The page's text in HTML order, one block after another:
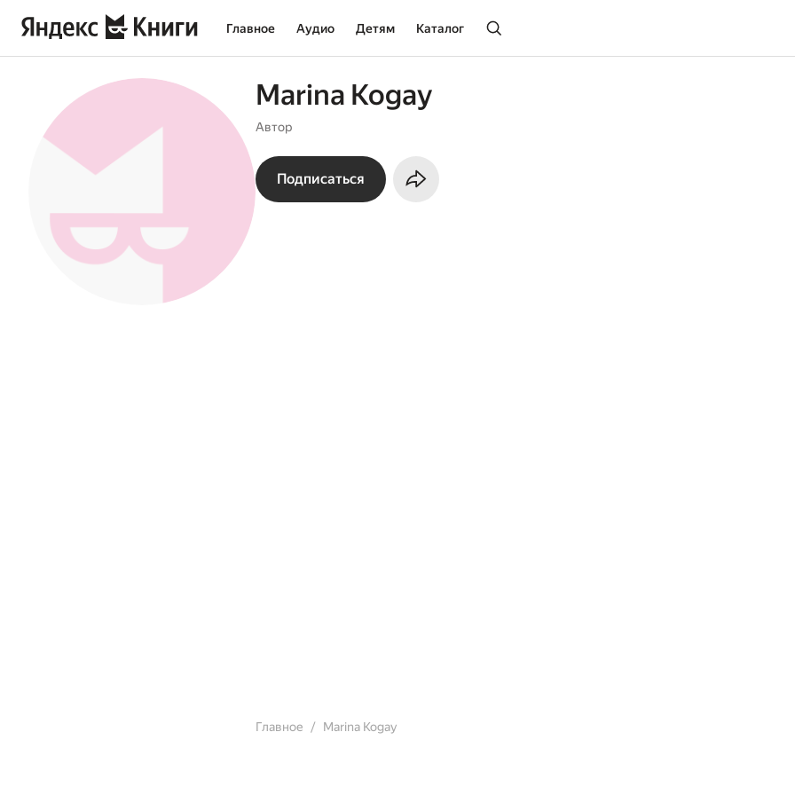
Главное Аудио Детям Каталог
Marina Kogay
Автор
Подписаться
Главное Marina Kogay